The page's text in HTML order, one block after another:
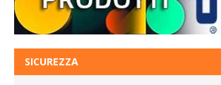
SICUREZZA